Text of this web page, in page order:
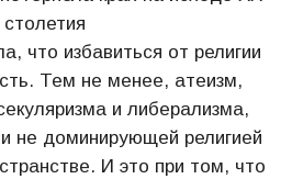
что избавиться от религии
Тем не менее, атеизм,
и либерализма,
не доминирующей религией
И это при том, что